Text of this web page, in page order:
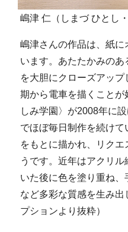
嶋津 仁（しまづ ひとし
嶋津さんの作品は、紙に
います。あたたかみの
を大胆にクローズアッ
期から電車を描くこと
しみ学園〉が2008年に
でほぼ毎日制作を続け
をもとに描かれ、リク
うです。近年はアクリ
いた後に色を塗り重ね
など多彩な質感を生み
プションより抜粋）